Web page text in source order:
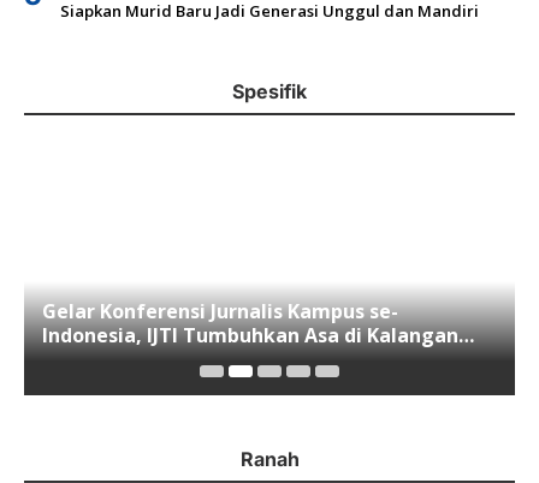
Siapkan Murid Baru Jadi Generasi Unggul dan Mandiri
Spesifik
Gelar Konferensi Jurnalis Kampus se-
Indonesia, IJTI Tumbuhkan Asa di Kalangan
Jurnalis Muda di Era Disruspi Digital
Ranah